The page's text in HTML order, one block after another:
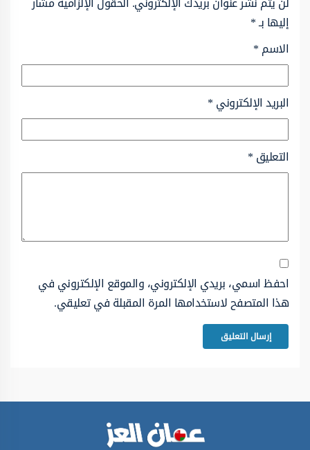
إليها بـ*
الاسم*
البريد الإلكتروني*
التعليق*
احفظ اسمي، بريدي الإلكتروني، والموقع الإلكتروني في
هذا المتصفح لاستخدامها المرة المقبلة في تعليقي.